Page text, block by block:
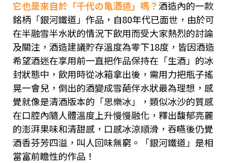
它也是來自於「千代の亀酒造」嗎？酒造內的一款
銘柄「銀河鐵道」作品，自80年代已面世，由於可
在半融雪半水狀的情況下飲用而受大家熱烈的討論
及關注，酒造建議貯存溫度為零下18度，皆因酒造
希望酒迷在享用前一直把作品保持在「生酒」的冰
封狀態中，飲用時從冰箱拿出後，需用力把瓶子搖
晃一會兒，倒出的酒變成雪葩伴水狀最為理想，感
覺就像是清酒版本的「思樂冰」，類似冰沙的質感
在口腔內隨人體溫度上升慢慢融化，釋出馥郁亮麗
的澎湃果味和清甜感，口感冰涼順滑，吞嚥後仍覺
酒香芬芳四溢，叫人回味無窮。「銀河鐵道」是相
當富前瞻性的作品！